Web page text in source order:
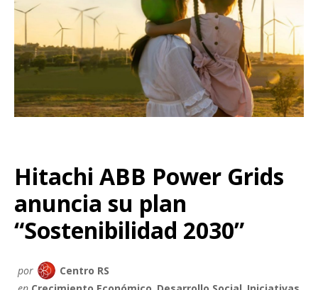
Hitachi ABB Power Grids
anuncia su plan
“Sostenibilidad 2030”
por
Centro RS